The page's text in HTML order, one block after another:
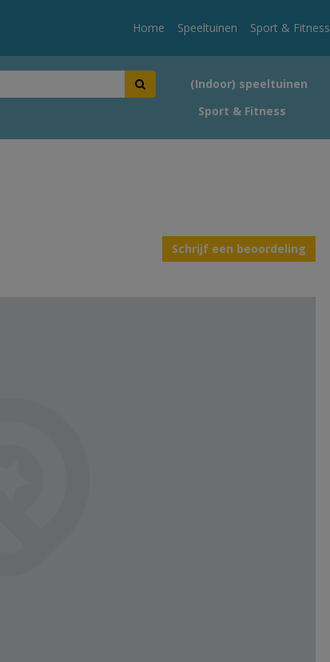
Home Speeltuinen Sport & Fitness
(Indoor) speeltuinen
Sport & Fitness
Schrijf een beoordeling